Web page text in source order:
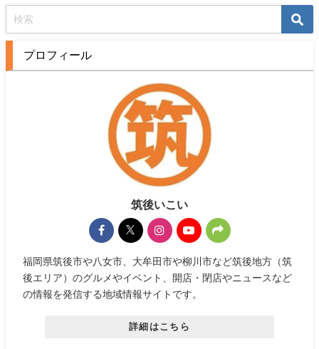
プロフィール
筑後いこい
福岡県筑後市や八女市、大牟田市や柳川市など筑後地方（筑
後エリア）のグルメやイベント、開店・閉店やニュースなど
の情報を発信する地域情報サイトです。
詳細はこちら